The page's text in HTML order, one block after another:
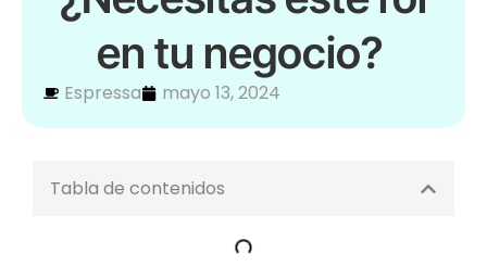
en tu negocio?
Espressa mayo 13, 2024
Tabla de contenidos